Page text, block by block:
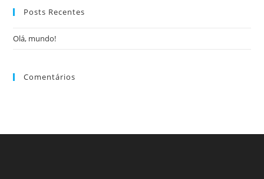
Posts Recentes
Olá, mundo!
Comentários